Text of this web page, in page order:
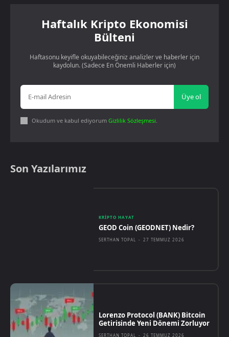
Haftalık Kripto Ekonomisi
Bülteni
Haftasonu keyifle okuyabileceğiniz analizler ve haberler için
kaydolun. (Sadece En Önemli Haberler için)
Üye ol
Okudum ve kabul ediyorum Gizlilik Sözleşmesi.
Son Yazılarımız
KRIPTO HAYAT
GEOD Coin (GEODNET) Nedir?
SERTHAN TOPAL - 27 TEMMUZ 2026
Lorenzo Protocol (BANK) Bitcoin
Getirisinde Yeni Dönemi Zorluyor
SERTHAN TOPAL - 26 TEMMUZ 2026